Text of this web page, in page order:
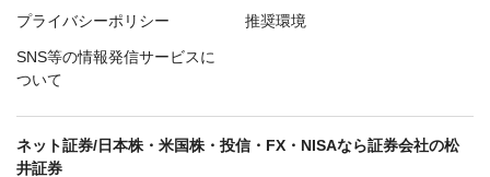
プライバシーポリシー 推奨環境
SNS等の情報発信サービスに
ついて
ネット証券/日本株・米国株・投信・FX・NISAなら証券会社の松
井証券